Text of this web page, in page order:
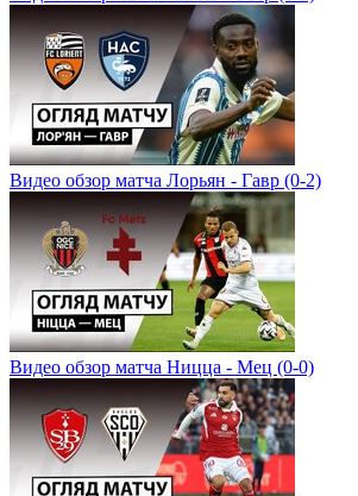
Видео обзор матча Лорьян - Гавр (0-2)
Видео обзор матча Ницца - Мец (0-0)